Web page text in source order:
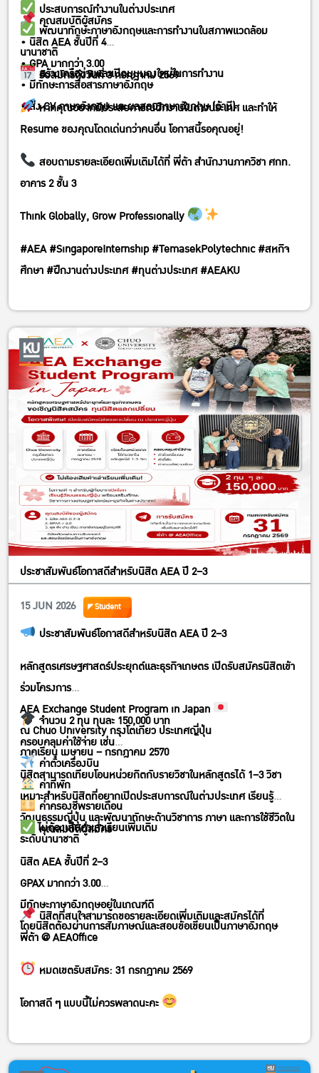
ประสบการณ์ทำงานในต่างประเทศ
พัฒนาทักษะภาษาอังกฤษและการทำงานในสภาพแวดล้อม
นานาชาติ
สร้างเครือข่ายและเปิดมุมมองใหม่ในการทำงาน
คุณสมบัติผู้สมัคร
• นิสิต AEA ชั้นปีที่ 4
• GPA มากกว่า 3.00
• มีทักษะการสื่อสารภาษาอังกฤษ
• ส่ง CV ภาษาอังกฤษ และผลสอบภาษาอังกฤษ (ถ้ามี)
รับสมัครถึงวันที่ 3 กรกฎาคม 2569
หากคุณอยากมีประสบการณ์ฝึกงานในต่างประเทศ และทำให้
Resume ของคุณโดดเด่นกว่าคนอื่น โอกาสนี้รอคุณอยู่!
สอบถามรายละเอียดเพิ่มเติมได้ที่ พี่ต้า สำนักงานภาควิชา ศกท.
อาคาร 2 ชั้น 3
Think Globally, Grow Professionally
#AEA #SingaporeInternship #TemasekPolytechnic #สหกิจ
ศึกษา #ฝึกงานต่างประเทศ #ทุนต่างประเทศ #AEAKU
ประชาสัมพันธ์โอกาสดีสำหรับนิสิต AEA ปี 2–3
15 JUN 2026
Student
ประชาสัมพันธ์โอกาสดีสำหรับนิสิต AEA ปี 2–3
หลักสูตรเศรษฐศาสตร์ประยุกต์และธุรกิจเกษตร เปิดรับสมัครนิสิตเข้า
ร่วมโครงการ
AEA Exchange Student Program in Japan
ณ Chuo University กรุงโตเกียว ประเทศญี่ปุ่น
ภาคเรียน เมษายน – กรกฎาคม 2570
จำนวน 2 ทุน ทุนละ 150,000 บาท
ครอบคลุมค่าใช้จ่าย เช่น
ค่าตั๋วเครื่องบิน
ค่าที่พัก
ค่าครองชีพรายเดือน
และ ไม่ต้องเสียค่าเล่าเรียนเพิ่มเติม
นิสิตสามารถเทียบโอนหน่วยกิตกับรายวิชาในหลักสูตรได้ 1–3 วิชา
เหมาะสำหรับนิสิตที่อยากเปิดประสบการณ์ในต่างประเทศ เรียนรู้
วัฒนธรรมญี่ปุ่น และพัฒนาทักษะด้านวิชาการ ภาษา และการใช้ชีวิตใน
ระดับนานาชาติ
คุณสมบัติผู้สมัคร
นิสิต AEA ชั้นปีที่ 2–3
GPAX มากกว่า 3.00
มีทักษะภาษาอังกฤษอยู่ในเกณฑ์ดี
โดยนิสิตต้องผ่านการสัมภาษณ์และสอบข้อเขียนเป็นภาษาอังกฤษ
นิสิตที่สนใจสามารถขอรายละเอียดเพิ่มเติมและสมัครได้ที่
พี่ต้า @ AEAOffice
หมดเขตรับสมัคร: 31 กรกฎาคม 2569
โอกาสดี ๆ แบบนี้ไม่ควรพลาดนะคะ